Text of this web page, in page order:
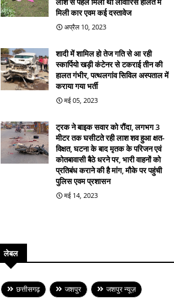
मिली कार एवम कई दस्तावेज
अप्रैल 10, 2023
शादी में शामिल हो तेज गति से आ रही
स्कार्पियो खड़ी कंटेनर से टकराई तीन की
हालत गंभीर, पत्थलगांव सिविल अस्पताल में
कराया गया भर्ती
मई 05, 2023
ट्रक ने बाइक सवार को रौंदा, लगभग 3
मीटर तक घसीटते रही लाश शव हुआ क्षत-
विक्षत, घटना के बाद मृतक के परिजन एवं
कोतबावासी बैठे धरने पर, भारी वाहनों को
प्रतिबंध कराने की है मांग, मौके पर पहुंची
पुलिस एवम प्रशासन
मई 14, 2023
लेबल
छत्तीसगढ़ जशपुर जशपुर न्यूज़